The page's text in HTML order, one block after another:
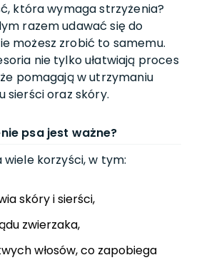
która wymaga strzyżenia?
razem udawać się do
możesz zrobić to samemu.
nie tylko ułatwiają proces
pomagają w utrzymaniu
sierści oraz skóry.
psa jest ważne?
korzyści, w tym:
skóry i sierści,
zwierzaka,
włosów, co zapobiega